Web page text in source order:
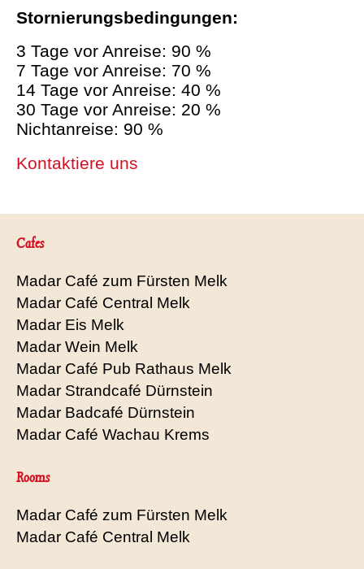
Stornierungsbedingungen:
3 Tage vor Anreise: 90 %
7 Tage vor Anreise: 70 %
14 Tage vor Anreise: 40 %
30 Tage vor Anreise: 20 %
Nichtanreise: 90 %
Kontaktiere uns
Cafes
Madar Café zum Fürsten Melk
Madar Café Central Melk
Madar Eis Melk
Madar Wein Melk
Madar Café Pub Rathaus Melk
Madar Strandcafé Dürnstein
Madar Badcafé Dürnstein
Madar Café Wachau Krems
Rooms
Madar Café zum Fürsten Melk
Madar Café Central Melk